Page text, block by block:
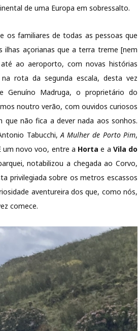
de uma Europa em sobressalto.
os familiares de todas as pessoas que
ilhas açorianas que a terra treme [nem
ao aeroporto, com novas histórias
rota da segunda escala, desta vez
Madruga, o proprietário do
noutro verão, com ouvidos curiosos
não fica a dever nada aos sonhos.
Tabucchi,A Mulher de Porto Pim,
um novo voo, entre a Horta e a Vila do
notabilizou a chegada ao Corvo,
privilegiada sobre os metros escassos
aventureira dos que, como nós,
comece.